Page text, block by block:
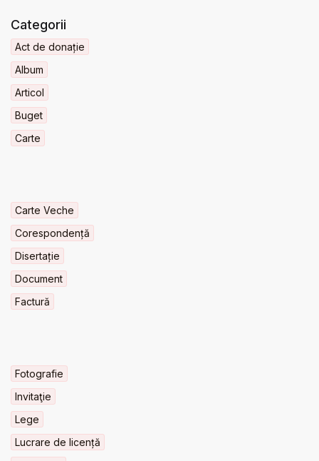
Categorii
Act de donație
Album
Articol
Buget
Carte
Carte Veche
Corespondență
Disertație
Document
Factură
Fotografie
Invitaţie
Lege
Lucrare de licență